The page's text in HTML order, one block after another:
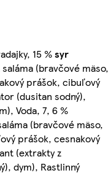
15 %syr
(bravčové mäso,
prášok, cibuľový
(dusitan sodný),
Voda, 7, 6 %
(bravčové mäso,
prášok, cesnakový
(extrakty z
dym), Rastlinný